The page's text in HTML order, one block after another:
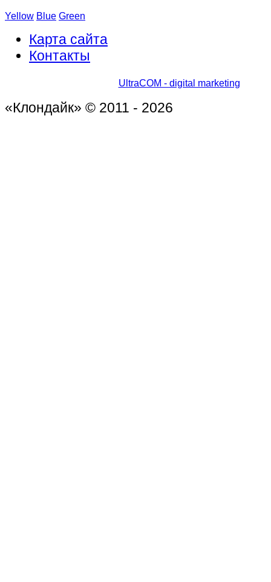
Yellow Blue Green
Карта сайта
Контакты
UltraCOM - digital marketing
«Клондайк» © 2011 - 2026